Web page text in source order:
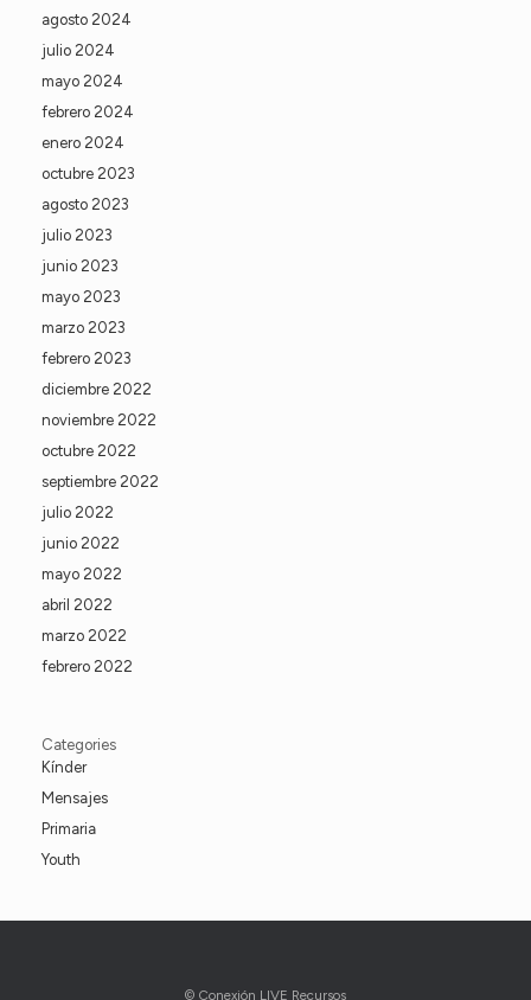
agosto 2024
julio 2024
mayo 2024
febrero 2024
enero 2024
octubre 2023
agosto 2023
julio 2023
junio 2023
mayo 2023
marzo 2023
febrero 2023
diciembre 2022
noviembre 2022
octubre 2022
septiembre 2022
julio 2022
junio 2022
mayo 2022
abril 2022
marzo 2022
febrero 2022
Categories
Kínder
Mensajes
Primaria
Youth
© Conexión LIVE Recursos